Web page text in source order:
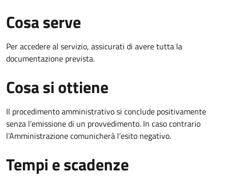
Cosa serve
Per accedere al servizio, assicurati di avere tutta la
documentazione prevista.
Cosa si ottiene
Il procedimento amministrativo si conclude positivamente
senza l’emissione di un provvedimento. In caso contrario
l’Amministrazione comunicherà l’esito negativo.
Tempi e scadenze